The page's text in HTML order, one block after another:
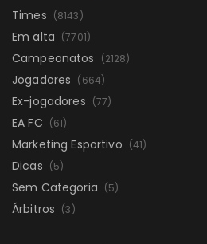
Times (8143)
Em alta (7701)
Campeonatos (2128)
Jogadores (664)
Ex-jogadores (77)
EA FC (61)
Marketing Esportivo (41)
Dicas (5)
Sem Categoria (5)
Árbitros (3)